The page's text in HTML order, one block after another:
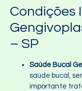
Condições
– SP
Saúde Bucal
saúde bucal,
importante